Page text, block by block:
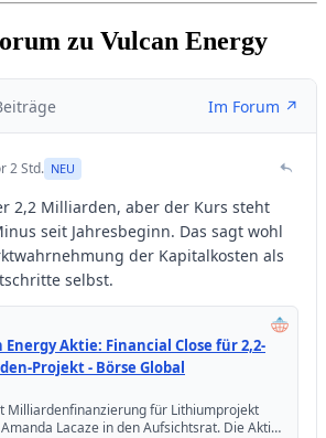
zu Vulcan Energy